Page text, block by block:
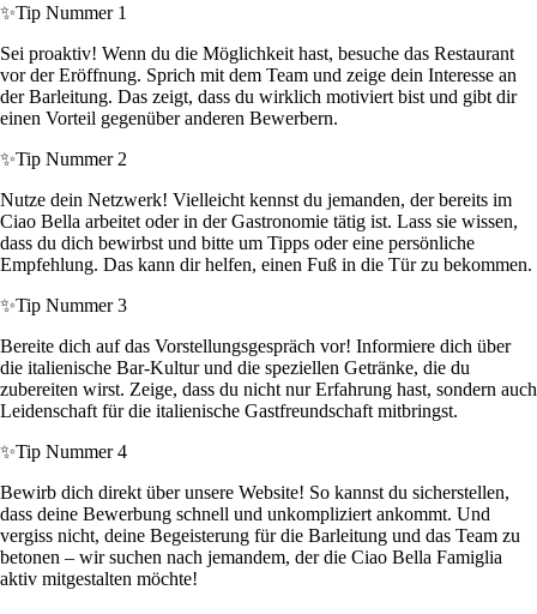
✨Tip Nummer 1
Sei proaktiv! Wenn du die Möglichkeit hast, besuche das Restaurant
vor der Eröffnung. Sprich mit dem Team und zeige dein Interesse an
der Barleitung. Das zeigt, dass du wirklich motiviert bist und gibt dir
einen Vorteil gegenüber anderen Bewerbern.
✨Tip Nummer 2
Nutze dein Netzwerk! Vielleicht kennst du jemanden, der bereits im
Ciao Bella arbeitet oder in der Gastronomie tätig ist. Lass sie wissen,
dass du dich bewirbst und bitte um Tipps oder eine persönliche
Empfehlung. Das kann dir helfen, einen Fuß in die Tür zu bekommen.
✨Tip Nummer 3
Bereite dich auf das Vorstellungsgespräch vor! Informiere dich über
die italienische Bar-Kultur und die speziellen Getränke, die du
zubereiten wirst. Zeige, dass du nicht nur Erfahrung hast, sondern auch
Leidenschaft für die italienische Gastfreundschaft mitbringst.
✨Tip Nummer 4
Bewirb dich direkt über unsere Website! So kannst du sicherstellen,
dass deine Bewerbung schnell und unkompliziert ankommt. Und
vergiss nicht, deine Begeisterung für die Barleitung und das Team zu
betonen – wir suchen nach jemandem, der die Ciao Bella Famiglia
aktiv mitgestalten möchte!